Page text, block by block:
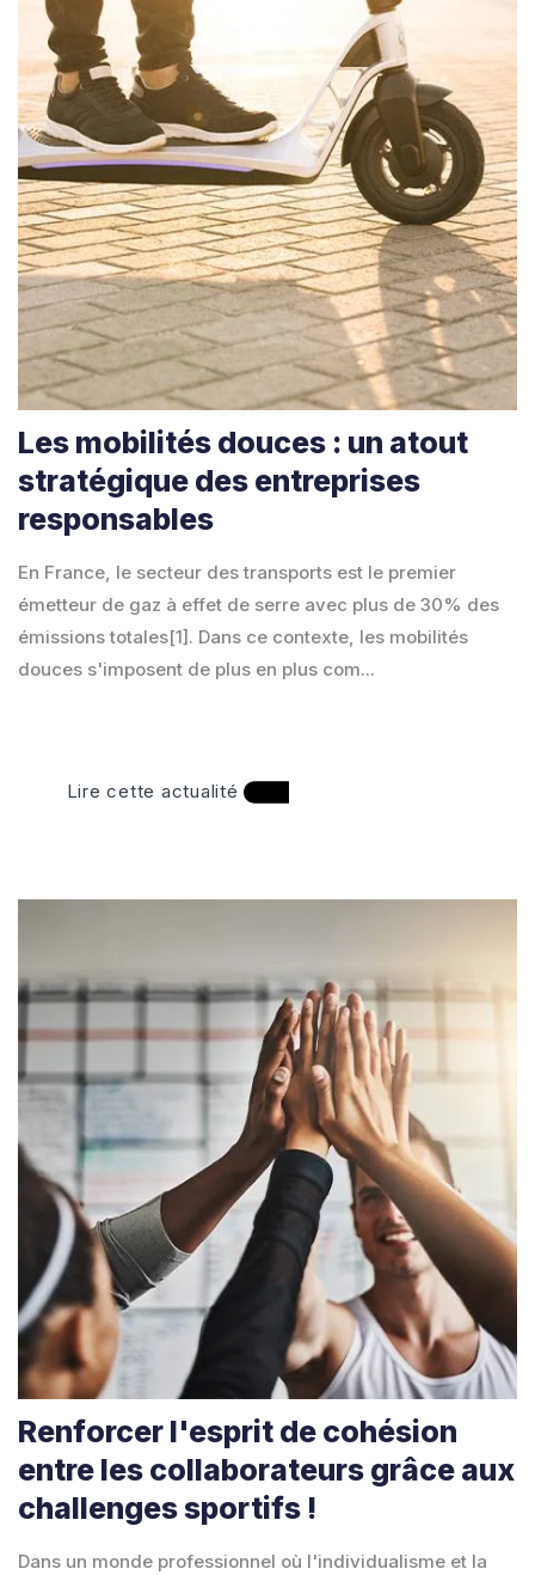
Les mobilités douces : un atout
stratégique des entreprises
responsables
En France, le secteur des transports est le premier
émetteur de gaz à effet de serre avec plus de 30% des
émissions totales[1]. Dans ce contexte, les mobilités
douces s'imposent de plus en plus com...
Lire cette actualité
Renforcer l'esprit de cohésion
entre les collaborateurs grâce aux
challenges sportifs !
Dans un monde professionnel où l'individualisme et la